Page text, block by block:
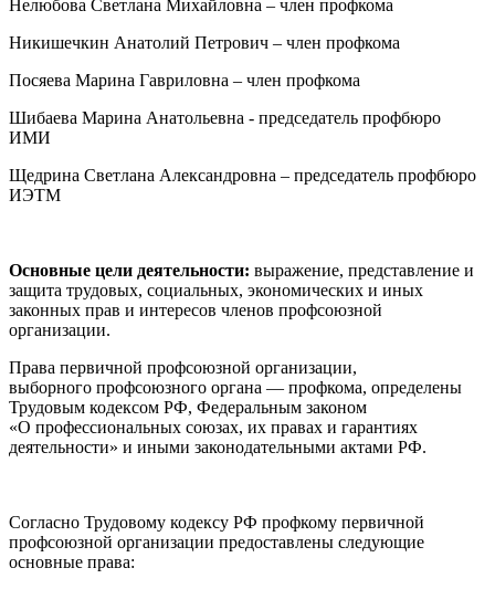
Нелюбова Светлана Михайловна – член профкома
Никишечкин Анатолий Петрович – член профкома
Посяева Марина Гавриловна – член профкома
Шибаева Марина Анатольевна - председатель профбюро
ИМИ
Щедрина Светлана Александровна – председатель профбюро
ИЭТМ
Основные цели деятельности: выражение, представление и
защита трудовых, социальных, экономических и иных
законных прав и интересов членов профсоюзной
организации.
Права первичной профсоюзной организации,
выборного профсоюзного органа — проф­кома, определены
Трудовым кодексом РФ, Федеральным законом
«О профессиональных союзах, их правах и гарантиях
деятельности» и иными законодательными актами РФ.
Согласно Трудовому кодексу PФ профкому первичной
профсоюзной организации предоставлены следующие
основные права: